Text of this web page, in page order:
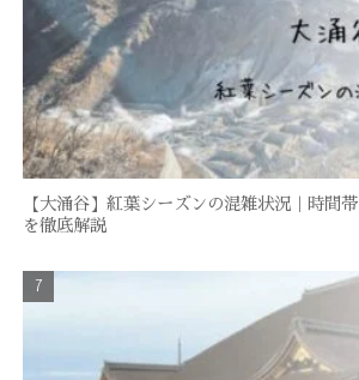
【大涌谷】紅葉シーズンの混雑状況｜時間
を徹底解説